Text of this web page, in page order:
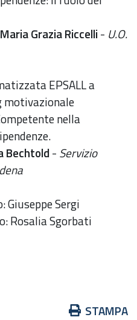
Maria Grazia Riccelli - U.O.
EPSALL a
motivazionale
nella
Bechtold - Servizio
Giuseppe Sergi
Rosalia Sgorbati
STAMPA